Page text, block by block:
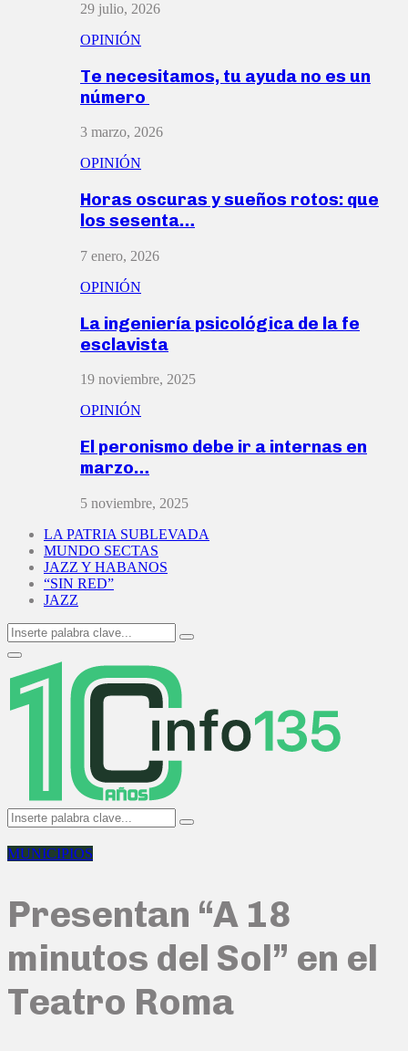
29 julio, 2026
OPINIÓN
Te necesitamos, tu ayuda no es un
número
3 marzo, 2026
OPINIÓN
Horas oscuras y sueños rotos: que
los sesenta…
7 enero, 2026
OPINIÓN
La ingeniería psicológica de la fe
esclavista
19 noviembre, 2025
OPINIÓN
El peronismo debe ir a internas en
marzo…
5 noviembre, 2025
LA PATRIA SUBLEVADA
MUNDO SECTAS
JAZZ Y HABANOS
“SIN RED”
JAZZ
Search
for:
Search
Primary
Menu
Search
for:
Search
MUNICIPIOS
Presentan “A 18
minutos del Sol” en el
Teatro Roma